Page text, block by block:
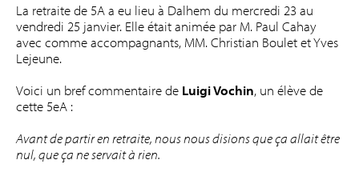
La retraite de 5A a eu lieu à Dalhem du mercredi 23 au
vendredi 25 janvier. Elle était animée par M. Paul Cahay
avec comme accompagnants, MM. Christian Boulet et Yves
Lejeune.
Voici un bref commentaire de Luigi Vochin, un élève de
cette 5eA :
Avant de partir en retraite, nous nous disions que ça allait être
nul, que ça ne servait à rien.